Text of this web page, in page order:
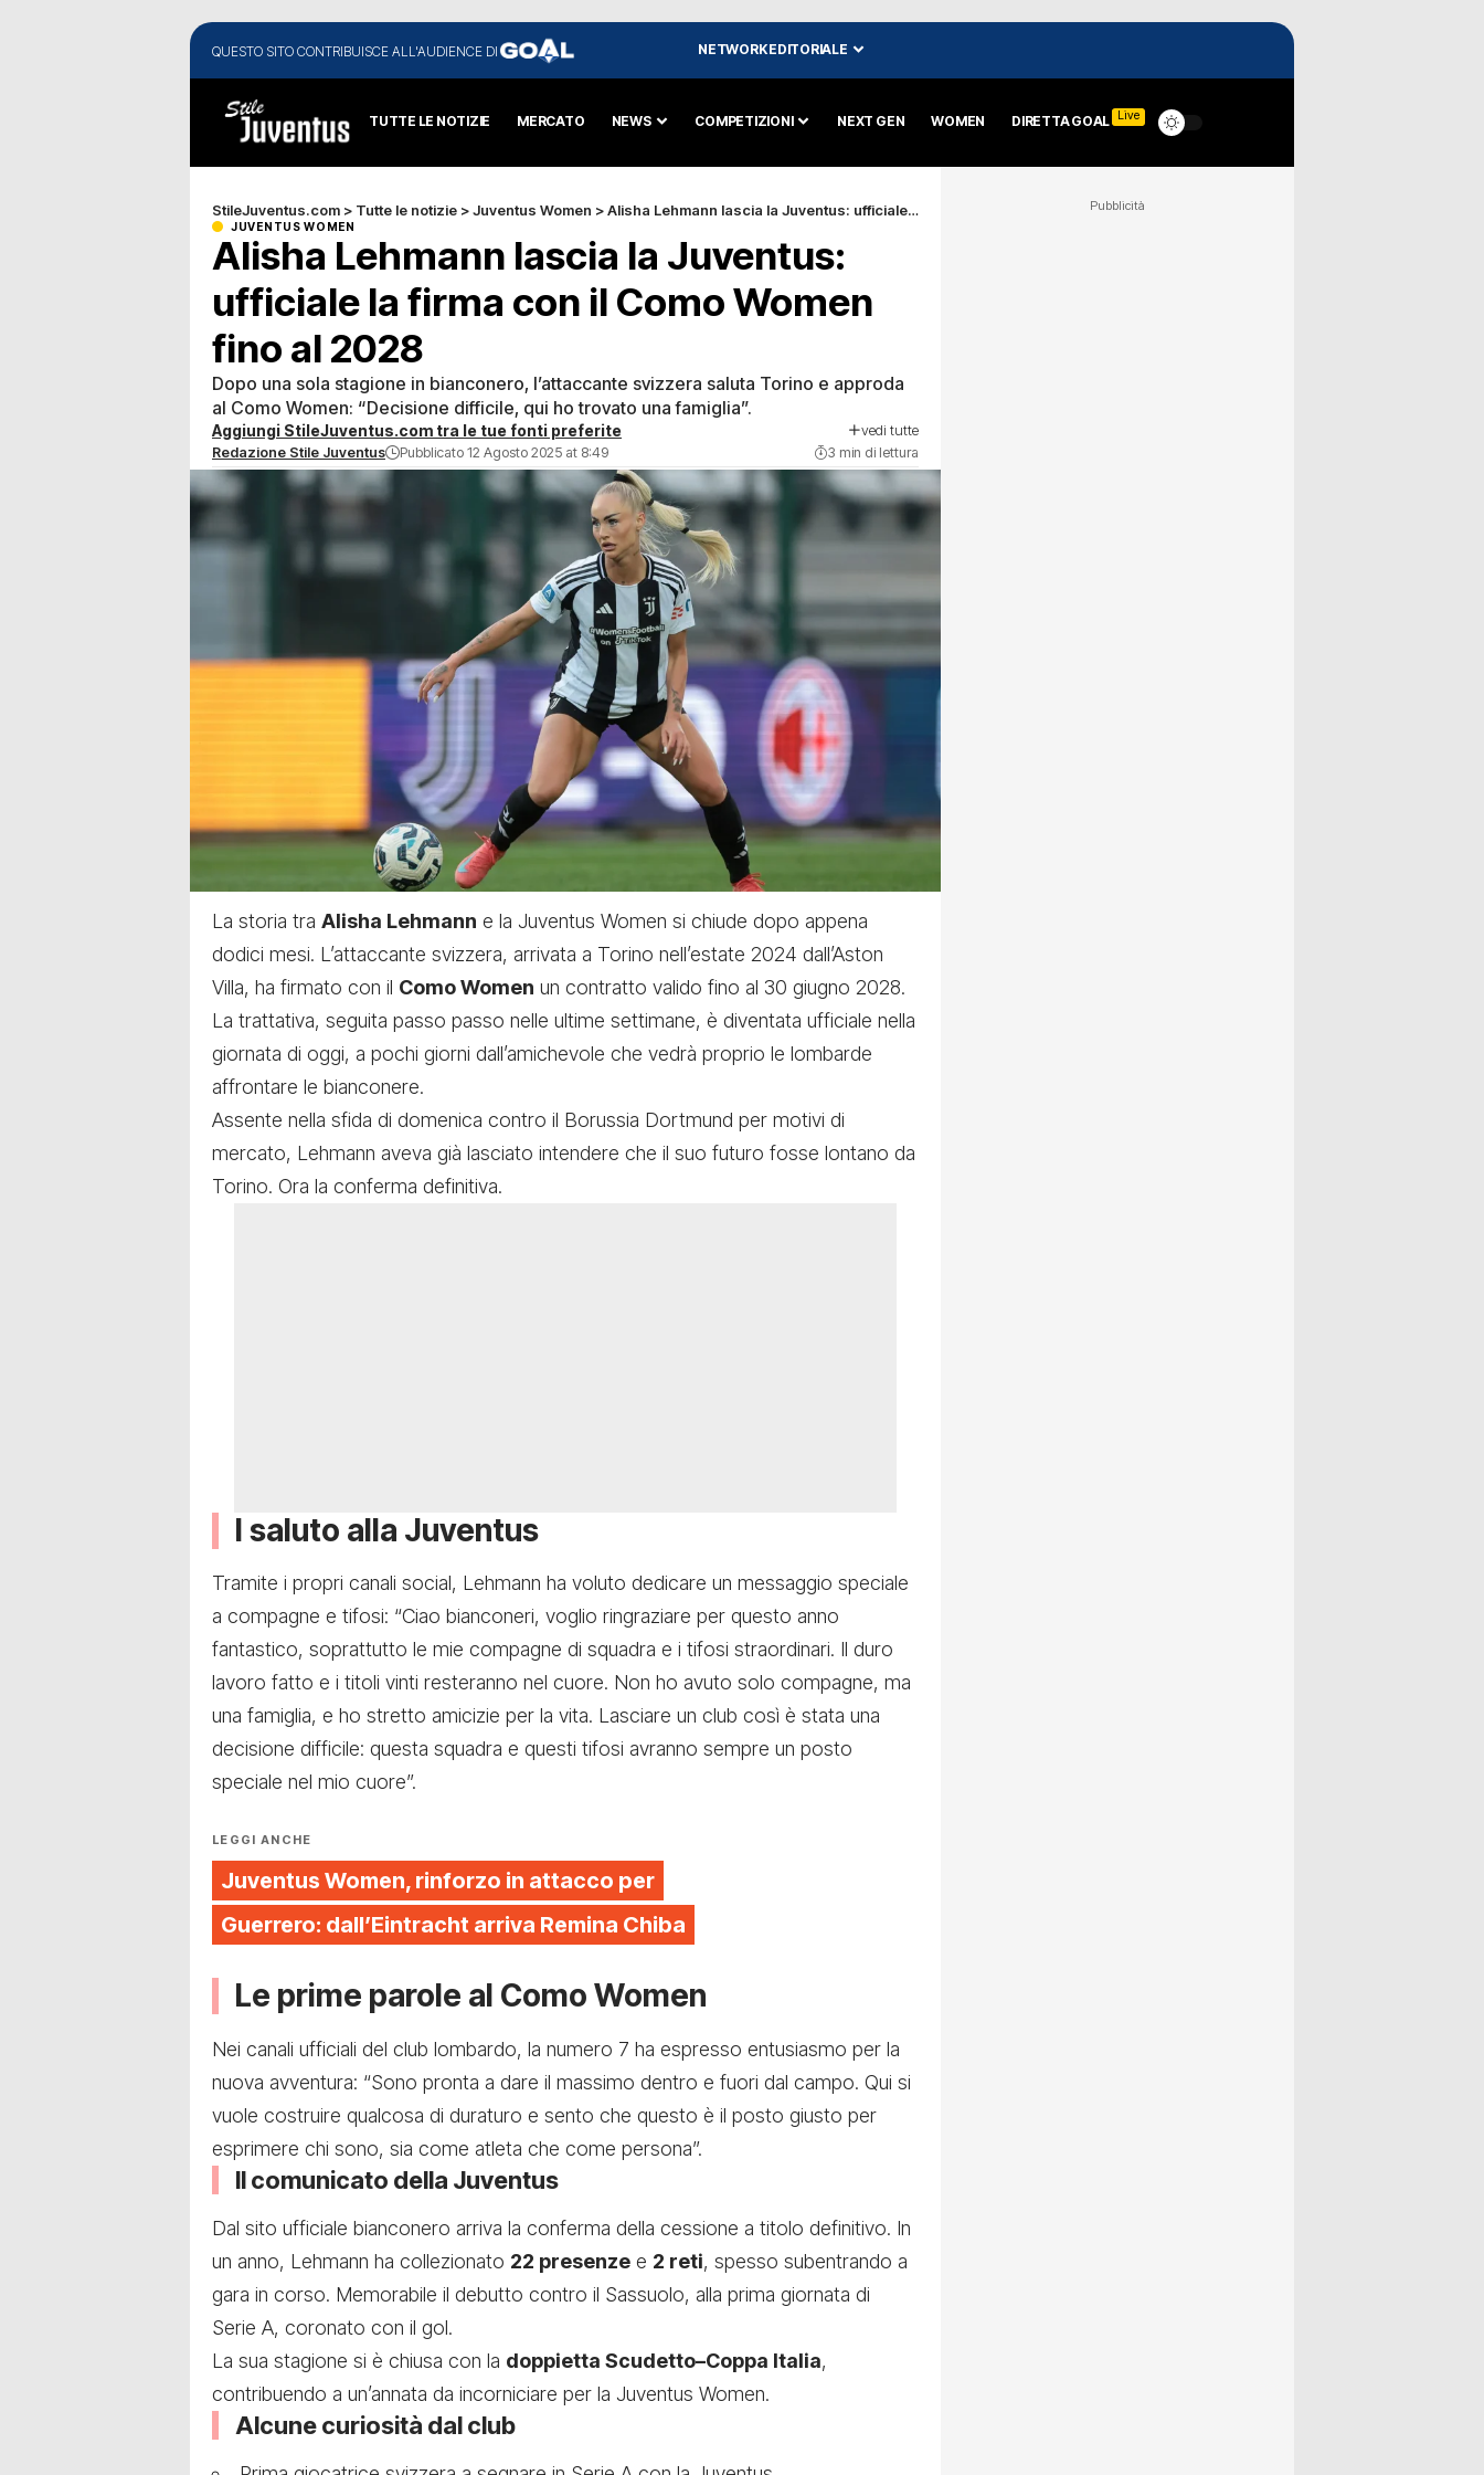
QUESTO SITO CONTRIBUISCE ALL'AUDIENCE DI NETWORK EDITORIALE
TUTTE LE NOTIZIE MERCATO NEWS COMPETIZIONI NEXT GEN WOMEN DIRETTA GOAL Live
StileJuventus.com > Tutte le notizie >Juventus Women >Alisha Lehmann lascia la Juventus: ufficiale la firma con il Como Women fino al 2028
JUVENTUS WOMEN
Alisha Lehmann lascia la Juventus:
ufficiale la firma con il Como Women
fino al 2028
Dopo una sola stagione in bianconero, l’attaccante svizzera saluta Torino e approda
al Como Women: “Decisione difficile, qui ho trovato una famiglia”.
Aggiungi StileJuventus.com tra le tue fonti preferite vedi tutte
Redazione Stile Juventus Pubblicato 12 Agosto 2025 at 8:49 3 min di lettura
La storia tra Alisha Lehmann e la Juventus Women si chiude dopo appena
dodici mesi. L’attaccante svizzera, arrivata a Torino nell’estate 2024 dall’Aston
Villa, ha firmato con il Como Women un contratto valido fino al 30 giugno 2028.
La trattativa, seguita passo passo nelle ultime settimane, è diventata ufficiale nella
giornata di oggi, a pochi giorni dall’amichevole che vedrà proprio le lombarde
affrontare le bianconere.
Assente nella sfida di domenica contro il Borussia Dortmund per motivi di
mercato, Lehmann aveva già lasciato intendere che il suo futuro fosse lontano da
Torino. Ora la conferma definitiva.
l saluto alla Juventus
Tramite i propri canali social, Lehmann ha voluto dedicare un messaggio speciale
a compagne e tifosi: “Ciao bianconeri, voglio ringraziare per questo anno
fantastico, soprattutto le mie compagne di squadra e i tifosi straordinari. Il duro
lavoro fatto e i titoli vinti resteranno nel cuore. Non ho avuto solo compagne, ma
una famiglia, e ho stretto amicizie per la vita. Lasciare un club così è stata una
decisione difficile: questa squadra e questi tifosi avranno sempre un posto
speciale nel mio cuore”.
LEGGI ANCHE
Juventus Women, rinforzo in attacco per
Guerrero: dall’Eintracht arriva Remina Chiba
Le prime parole al Como Women
Nei canali ufficiali del club lombardo, la numero 7 ha espresso entusiasmo per la
nuova avventura: “Sono pronta a dare il massimo dentro e fuori dal campo. Qui si
vuole costruire qualcosa di duraturo e sento che questo è il posto giusto per
esprimere chi sono, sia come atleta che come persona”.
Il comunicato della Juventus
Dal sito ufficiale bianconero arriva la conferma della cessione a titolo definitivo. In
un anno, Lehmann ha collezionato 22 presenze e 2 reti, spesso subentrando a
gara in corso. Memorabile il debutto contro il Sassuolo, alla prima giornata di
Serie A, coronato con il gol.
La sua stagione si è chiusa con la doppietta Scudetto–Coppa Italia,
contribuendo a un’annata da incorniciare per la Juventus Women.
Alcune curiosità dal club
Pubblicità